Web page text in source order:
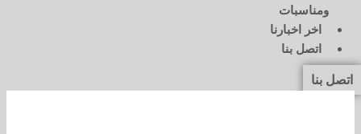
ومناسبات
اخر اخبارنا
اتصل بنا
اتصل بنا